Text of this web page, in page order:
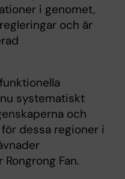
i genomet,
och är
systematiskt
och
dessa regioner i
Fan.